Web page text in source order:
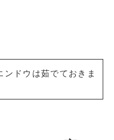
ドウは茹でておきま